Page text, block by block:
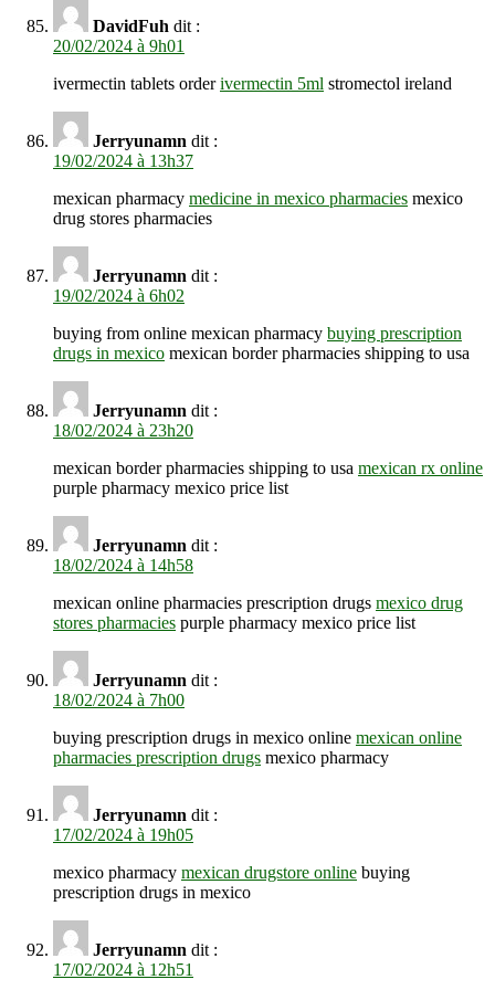
DavidFuh dit :
20/02/2024 à 9h01
ivermectin tablets orderivermectin 5ml stromectol ireland
Jerryunamn dit :
19/02/2024 à 13h37
mexican pharmacy medicine in mexico pharmacies mexico
drug stores pharmacies
Jerryunamn dit :
19/02/2024 à 6h02
buying from online mexican pharmacy buying prescription
drugs in mexico mexican border pharmacies shipping to usa
Jerryunamn dit :
18/02/2024 à 23h20
mexican border pharmacies shipping to usa mexican rx online
purple pharmacy mexico price list
Jerryunamn dit :
18/02/2024 à 14h58
mexican online pharmacies prescription drugs mexico drug
stores pharmacies purple pharmacy mexico price list
Jerryunamn dit :
18/02/2024 à 7h00
buying prescription drugs in mexico online mexican online
pharmacies prescription drugs mexico pharmacy
Jerryunamn dit :
17/02/2024 à 19h05
mexico pharmacy mexican drugstore online buying
prescription drugs in mexico
Jerryunamn dit :
17/02/2024 à 12h51